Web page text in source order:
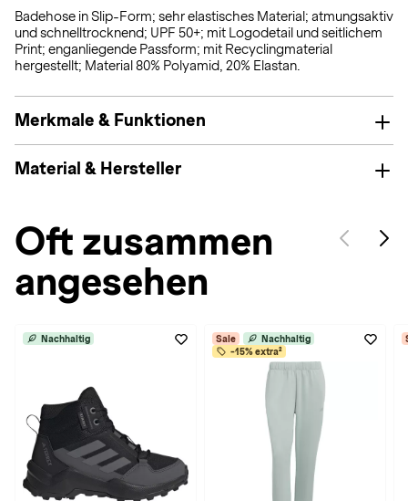
Badehose in Slip-Form; sehr elastisches Material; atmungsaktiv
und schnelltrocknend; UPF 50+; mit Logodetail und seitlichem
Print; enganliegende Passform; mit Recyclingmaterial
hergestellt; Material 80% Polyamid, 20% Elastan.
Merkmale & Funktionen
Material & Hersteller
Oft zusammen
angesehen
Nachhaltig Sale
Nachhaltig
-15% extra²